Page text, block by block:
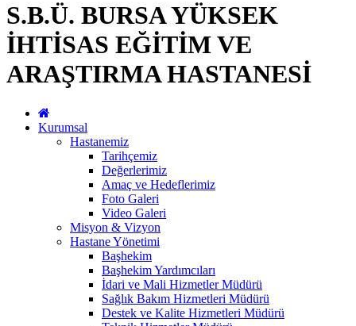
S.B.Ü. BURSA YÜKSEK
İHTİSAS EĞİTİM VE
ARAŞTIRMA HASTANESİ
Kurumsal
Hastanemiz
Tarihçemiz
Değerlerimiz
Amaç ve Hedeflerimiz
Foto Galeri
Video Galeri
Misyon & Vizyon
Hastane Yönetimi
Başhekim
Başhekim Yardımcıları
İdari ve Mali Hizmetler Müdürü
Sağlık Bakım Hizmetleri Müdürü
Destek ve Kalite Hizmetleri Müdürü